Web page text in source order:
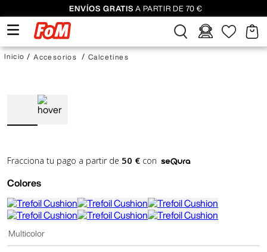
ENVÍOS GRATIS A PARTIR DE 70 €
Accesorios Calcetines
Fracciona tu pago a partir de 50 € con
Colores
Multicolor